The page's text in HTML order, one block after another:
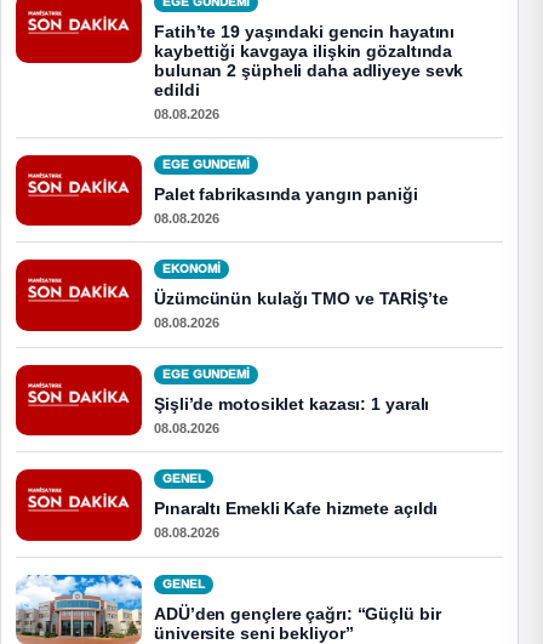
Fatih’te 19 yaşındaki gencin hayatını
kaybettiği kavgaya ilişkin gözaltında
bulunan 2 şüpheli daha adliyeye sevk
edildi
08.08.2026
EGE GUNDEMİ
Palet fabrikasında yangın paniği
08.08.2026
EKONOMI
Üzümcünün kulağı TMO ve TARİŞ’te
08.08.2026
EGE GUNDEMİ
Şişli’de motosiklet kazası: 1 yaralı
08.08.2026
GENEL
Pınaraltı Emekli Kafe hizmete açıldı
08.08.2026
GENEL
ADÜ’den gençlere çağrı: “Güçlü bir
üniversite seni bekliyor”